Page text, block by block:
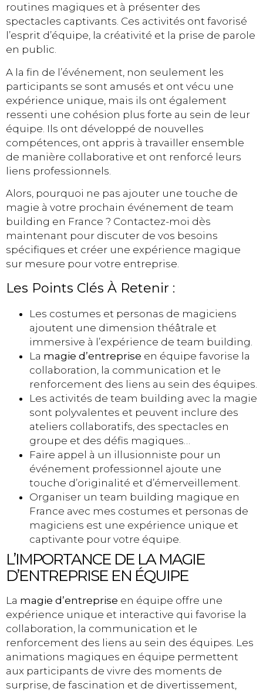
routines magiques et à présenter des
spectacles captivants. Ces activités ont favorisé
l’esprit d’équipe, la créativité et la prise de parole
en public.
A la fin de l’événement, non seulement les
participants se sont amusés et ont vécu une
expérience unique, mais ils ont également
ressenti une cohésion plus forte au sein de leur
équipe. Ils ont développé de nouvelles
compétences, ont appris à travailler ensemble
de manière collaborative et ont renforcé leurs
liens professionnels.
Alors, pourquoi ne pas ajouter une touche de
magie à votre prochain événement de team
building en France ? Contactez-moi dès
maintenant pour discuter de vos besoins
spécifiques et créer une expérience magique
sur mesure pour votre entreprise.
Les Points Clés À Retenir :
Les costumes et personas de magiciens
ajoutent une dimension théâtrale et
immersive à l’expérience de team building.
La magie d’entreprise en équipe favorise la
collaboration, la communication et le
renforcement des liens au sein des équipes.
Les activités de team building avec la magie
sont polyvalentes et peuvent inclure des
ateliers collaboratifs, des spectacles en
groupe et des défis magiques…
Faire appel à un illusionniste pour un
événement professionnel ajoute une
touche d’originalité et d’émerveillement.
Organiser un team building magique en
France avec mes costumes et personas de
magiciens est une expérience unique et
captivante pour votre équipe.
L’IMPORTANCE DE LA MAGIE
D’ENTREPRISE EN ÉQUIPE
La magie d’entreprise en équipe offre une
expérience unique et interactive qui favorise la
collaboration, la communication et le
renforcement des liens au sein des équipes. Les
animations magiques en équipe permettent
aux participants de vivre des moments de
surprise, de fascination et de divertissement,